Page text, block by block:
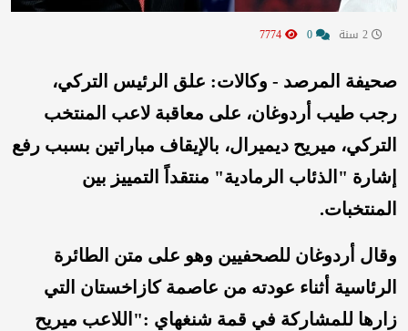
صحيفة المرصد - وكالات: علق الرئيس التركي،
رجب طيب أردوغان، على معاقبة لاعب المنتخب
التركي، ميريح ديميرال، بالإيقاف مباراتين بسبب رفع
إشارة "الذئاب الرمادية" منتقداً التمييز بين
المنتخبات.
وقال أردوغان للصحفيين وهو على متن الطائرة
الرئاسية أثناء عودته من عاصمة كازاخستان التي
زارها للمشاركة في قمة شنغهاي :"اللاعب ميريح